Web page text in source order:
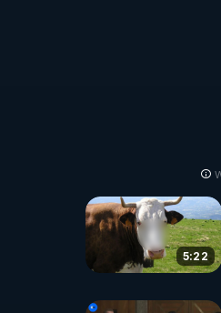
5:22